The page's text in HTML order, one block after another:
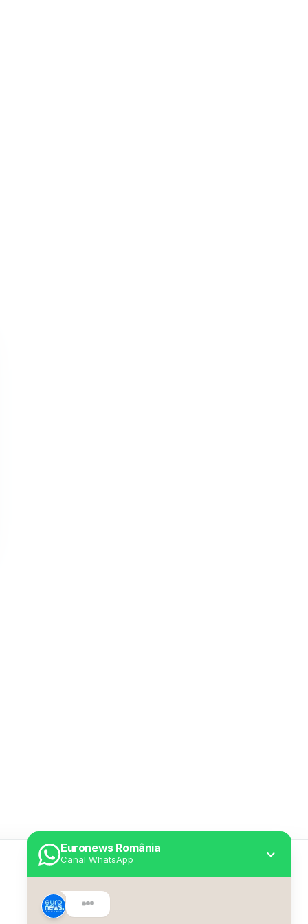
Euronews România
Canal WhatsApp
Despre Euronews